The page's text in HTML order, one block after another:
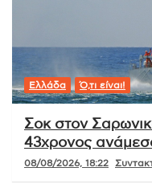
Ελλάδα Ό,τι είναι!
Σοκ στον
43χρονος
08/08/2026, 18:22